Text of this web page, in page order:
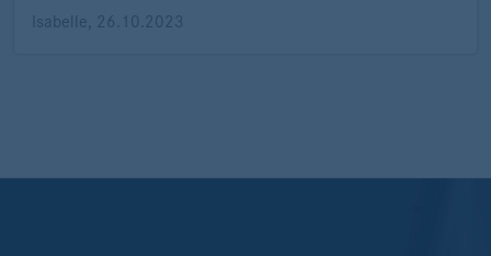
Isabelle
26.10.2023